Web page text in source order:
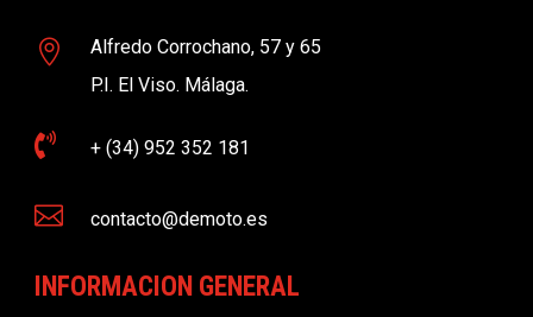

Alfredo Corrochano, 57 y 65
P.I. El Viso. Málaga.
 + (34) 952 352 181
 contacto@demoto.es
INFORMACION GENERAL